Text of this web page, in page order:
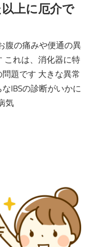
上に厄介で
腹の痛みや便通の異
これは、消化器に特
題です 大きな異常
IBSの診断がいかに
気